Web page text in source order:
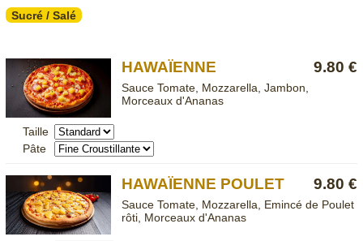
Sucré / Salé
9.80 €
HAWAÏENNE
Sauce Tomate, Mozzarella, Jambon,
Morceaux d'Ananas
Taille
Pâte
9.80 €
HAWAÏENNE POULET
Sauce Tomate, Mozzarella, Emincé de Poulet
rôti, Morceaux d'Ananas